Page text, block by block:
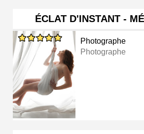
ÉCLAT D'INSTANT -
Photographe
Photographe